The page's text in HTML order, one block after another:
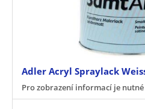
Adler Acryl Spraylack
Pro zobrazení informací je